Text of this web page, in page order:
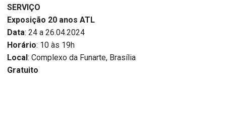
SERVIÇO
Exposição 20 anos ATL
Data: 24 a 26.04.2024
Horário: 10 às 19h
Local: Complexo da Funarte, Brasília
Gratuito